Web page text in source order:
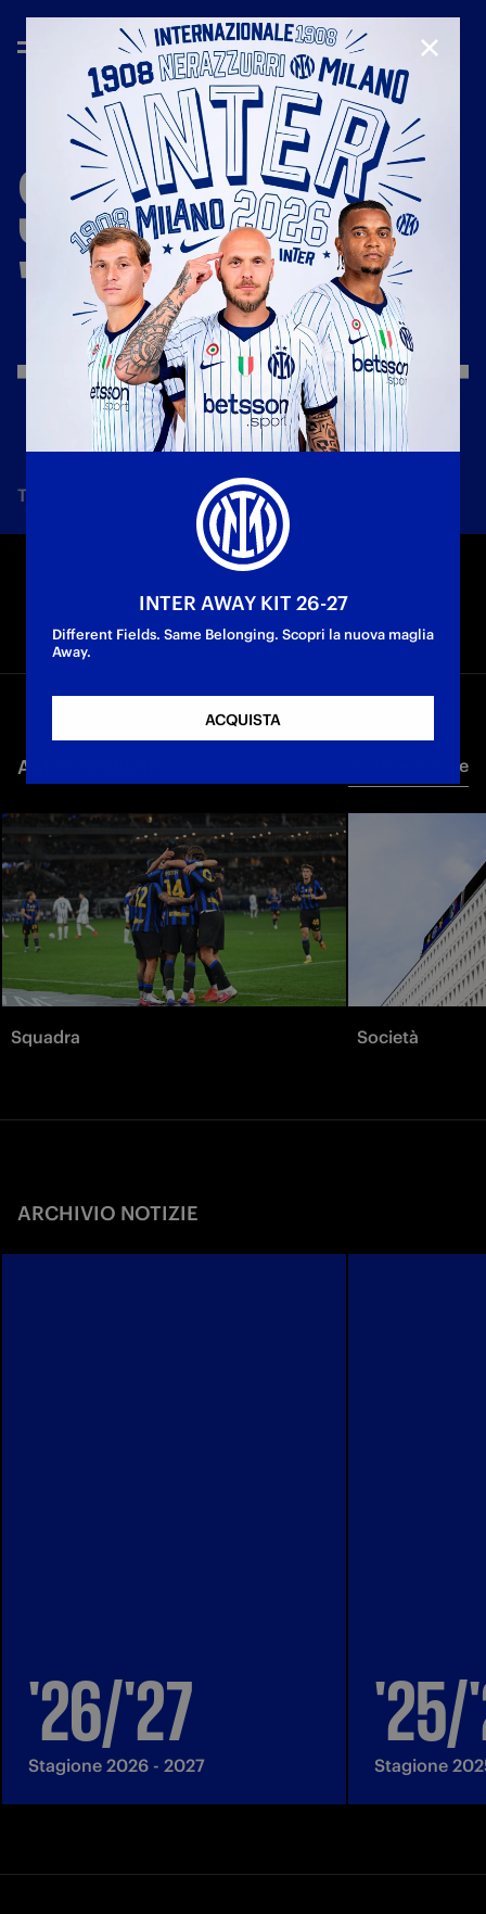
STAGIONE
'24/'25
Tutte le notizie Squadra Società
ALTRE NOTIZIE Tutte le notizie
Squadra Società
ARCHIVIO NOTIZIE
'26/'27
Stagione 2026 - 2027
'25/
Stagione
INTER AWAY KIT 26-27
Different Fields. Same Belonging. Scopri la nuova maglia
Away.
ACQUISTA